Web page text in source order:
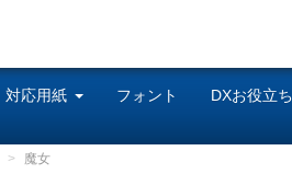
対応用紙 フォント DXお役立
魔女